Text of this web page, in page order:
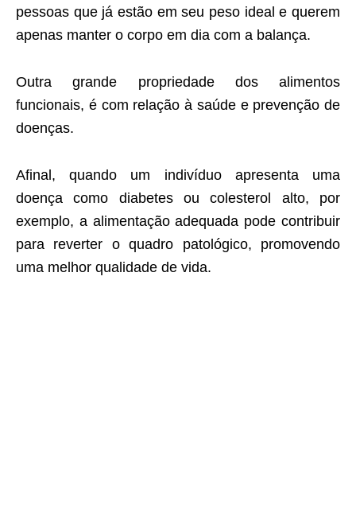
pessoas que já estão em seu peso ideal e querem
apenas manter o corpo em dia com a balança.
Outra grande propriedade dos alimentos
funcionais, é com relação à saúde e prevenção de
doenças.
Afinal, quando um indivíduo apresenta uma
doença como diabetes ou colesterol alto, por
exemplo, a alimentação adequada pode contribuir
para reverter o quadro patológico, promovendo
uma melhor qualidade de vida.